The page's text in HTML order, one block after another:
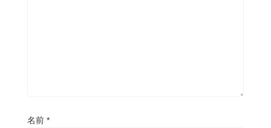
名前 *